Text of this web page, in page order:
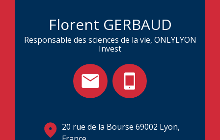
Florent GERBAUD
Responsable des sciences de la vie, ONLYLYON
Invest
20 rue de la Bourse 69002 Lyon,